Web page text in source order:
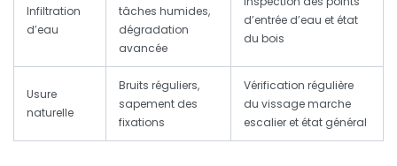
Infiltration
d’eau
tâches humides,
dégradation
avancée
d’entrée d’eau et état
du bois
Usure
naturelle
Bruits réguliers,
sapement des
fixations
Vérification régulière
du vissage marche
escalier et état général